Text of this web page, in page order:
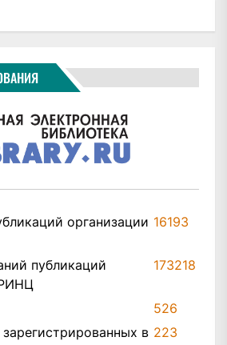
организации 16193
публикаций
173218
526
в 223